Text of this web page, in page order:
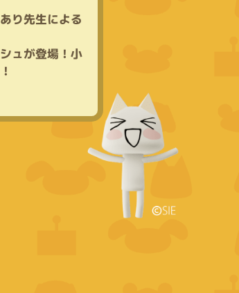
あり先生による
シュが登場！ 小
！